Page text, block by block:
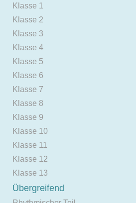
Klasse 1
Klasse 2
Klasse 3
Klasse 4
Klasse 5
Klasse 6
Klasse 7
Klasse 8
Klasse 9
Klasse 10
Klasse 11
Klasse 12
Klasse 13
Übergreifend